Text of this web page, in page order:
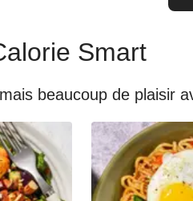
Smart
beaucoup de plaisir